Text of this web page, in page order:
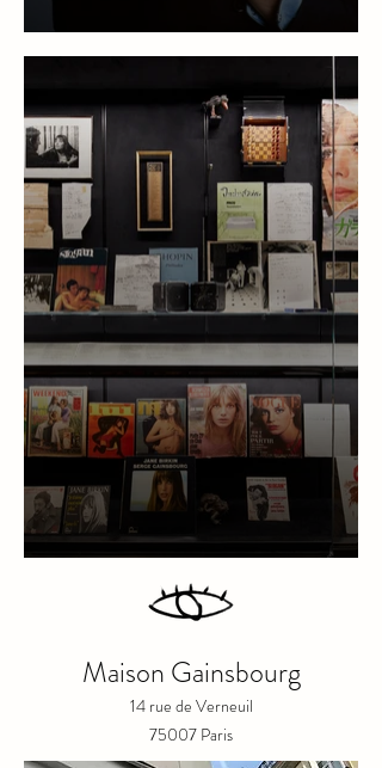
Maison Gainsbourg
14 rue de Verneuil
75007 Paris